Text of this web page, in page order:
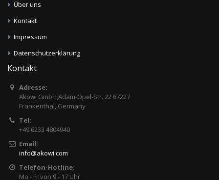
Über uns
Kontakt
Impressum
Datenschutzerklärung
Kontakt
Adresse:
Akowi GmbH,Adam-Opel-Str. 22 67227
Frankenthal, Germany
Tel:
+49 6233 4804940
Email:
info@akowi.com
Telefon-Hotline:
Mo - Fr von 9 - 17 Uhr